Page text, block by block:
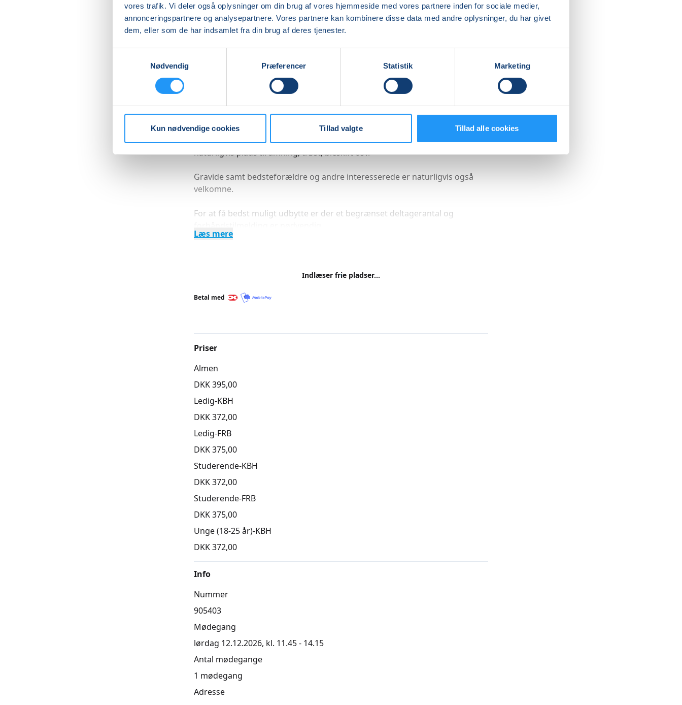
vores trafik. Vi deler også oplysninger om din brug af vores hjemmeside med vores partnere inden for sociale medier,
annonceringspartnere og analysepartnere. Vores partnere kan kombinere disse data med andre oplysninger, du har givet
dem, eller som de har indsamlet fra din brug af deres tjenester.
Nødvendig
Præferencer Statistik Marketing
Kun nødvendige cookies Tillad valgte Tillad alle cookies
Der er tale om en workshop, hvor du i løbet af et par intensive timer får
viden om den mest basale førstehjælp, så du føler dig godt klædt på til at
håndtere både mindre skader og mere alvorlige uheld.
– Forgiftninger/ætsninger
– Spærrede luftveje
– Hjertestop
Workshoppen er målrettet forældre på barsel og undervejs er der
naturligvis plads til amning, trøst, bleskift osv.
Gravide samt bedsteforældre og andre interesserede er naturligvis også
velkomne.
For at få bedst muligt udbytte er der et begrænset deltagerantal og
Læs mere
Indlæser frie pladser...
Betal med
Priser
Almen
DKK 395,00
Ledig-KBH
DKK 372,00
Ledig-FRB
DKK 375,00
Studerende-KBH
DKK 372,00
Studerende-FRB
DKK 375,00
Unge (18-25 år)-KBH
DKK 372,00
Info
Nummer
905403
Mødegang
lørdag 12.12.2026, kl. 11.45 - 14.15
Antal mødegange
1 mødegang
Adresse